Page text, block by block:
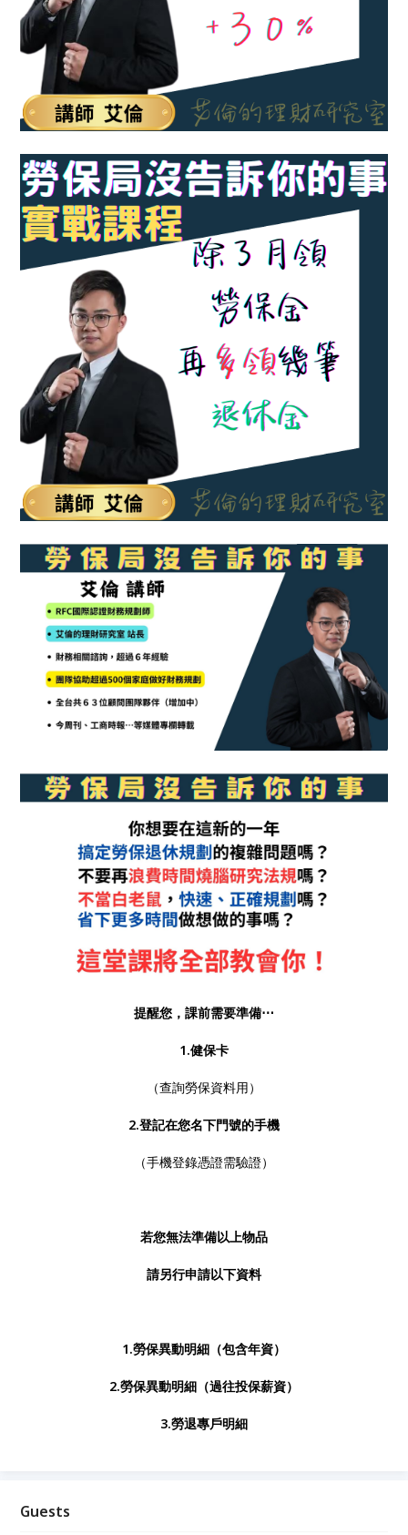
提醒您，課前需要準備⋯
1.健保卡
（查詢勞保資料用）
2.登記在您名下門號的手機
（手機登錄憑證需驗證）
若您無法準備以上物品
請另行申請以下資料
1.勞保異動明細（包含年資）
2.勞保異動明細（過往投保薪資）
3.勞退專戶明細
Guests